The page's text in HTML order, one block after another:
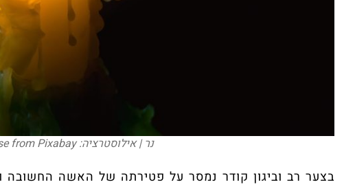
נר | אילוסטרציה: Image by lafabse from Pixabay
בצער רב וביגון קודר נמסר על פטירתה של האשה